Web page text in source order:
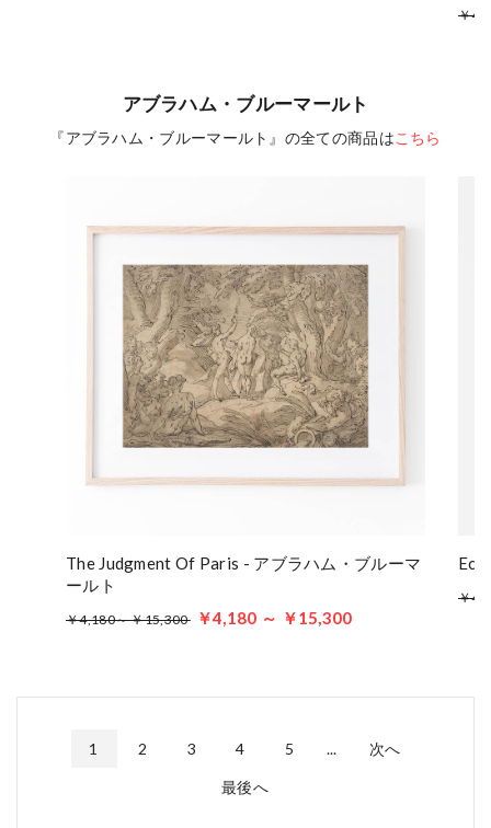
￥
アブラハム・ブルーマールト
『アブラハム・ブルーマールト』の全ての商品はこちら
The Judgment Of Paris - アブラハム・ブルーマ
ールト
￥4,180～ ￥15,300 ￥4,180 ～ ￥15,300
￥
1 2 3 4 5 ... 次へ
最後へ